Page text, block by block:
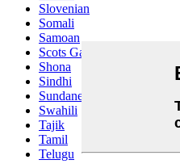
Slovenian
Somali
Samoan
Scots Gaelic
Shona
Sindhi
Sundanese
Swahili
Tajik
Tamil
Telugu